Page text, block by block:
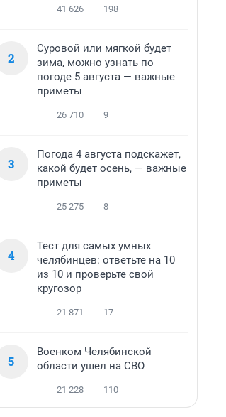
41 626 198
2
Суровой или мягкой будет
зима, можно узнать по
погоде 5 августа — важные
приметы
26 710 9
3
Погода 4 августа подскажет,
какой будет осень, — важные
приметы
25 275 8
4
Тест для самых умных
челябинцев: ответьте на 10
из 10 и проверьте свой
кругозор
21 871 17
5
Военком Челябинской
области ушел на СВО
21 228 110